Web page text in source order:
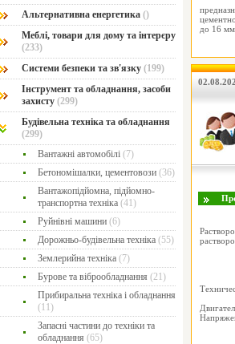
Альтернативна енергетика ()
Меблі, товари для дому та інтерєру
(233)
Системи безпеки та зв'язку (199)
Інструмент та обладнання, засоби
захисту (299)
Будівельна техніка та обладнання
(299)
Вантажні автомобілі (7)
Бетономішалки, цементовози (36)
Вантажопідйомна, підйомно-
транспортна техніка (41)
Руйнівні машини (6)
Дорожньо-будівельна техніка (55)
Землерийна техніка (7)
Бурове та віброобладнання (21)
Прибиральна техніка і обладнання
(11)
Запасні частини до техніки та
обладнання (65)
до 16